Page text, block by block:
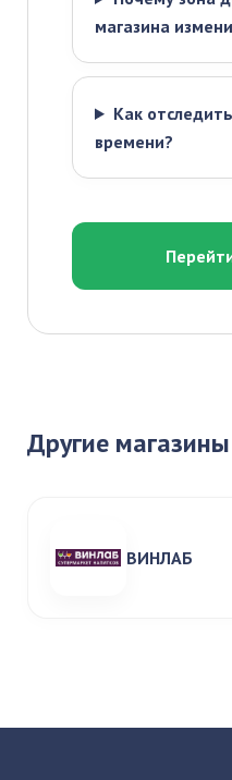
магазина
Как
времени?
Другие
ВИНЛАБ